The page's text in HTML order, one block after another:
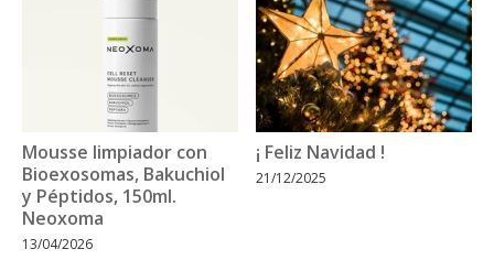
Mousse limpiador con
Bioexosomas, Bakuchiol
y Péptidos, 150ml.
Neoxoma
13/04/2026
¡ Feliz Navidad !
21/12/2025